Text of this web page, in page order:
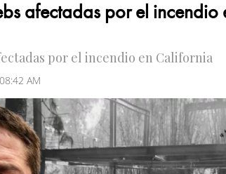
afectadas por el incendio
por el incendio en California
AM